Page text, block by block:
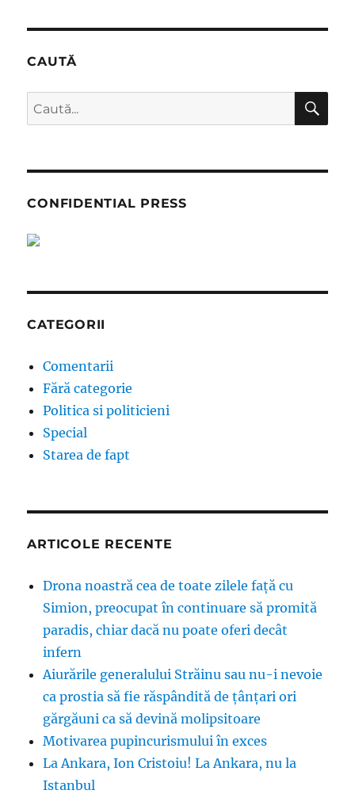
CAUTĂ
Caută
după:
CONFIDENTIAL PRESS
CATEGORII
Comentarii
Fără categorie
Politica si politicieni
Special
Starea de fapt
ARTICOLE RECENTE
Drona noastră cea de toate zilele față cu
Simion, preocupat în continuare să promită
paradis, chiar dacă nu poate oferi decât
infern
Aiurările generalului Străinu sau nu-i nevoie
ca prostia să fie răspândită de țânțari ori
gărgăuni ca să devină molipsitoare
Motivarea pupincurismului în exces
La Ankara, Ion Cristoiu! La Ankara, nu la
Istanbul